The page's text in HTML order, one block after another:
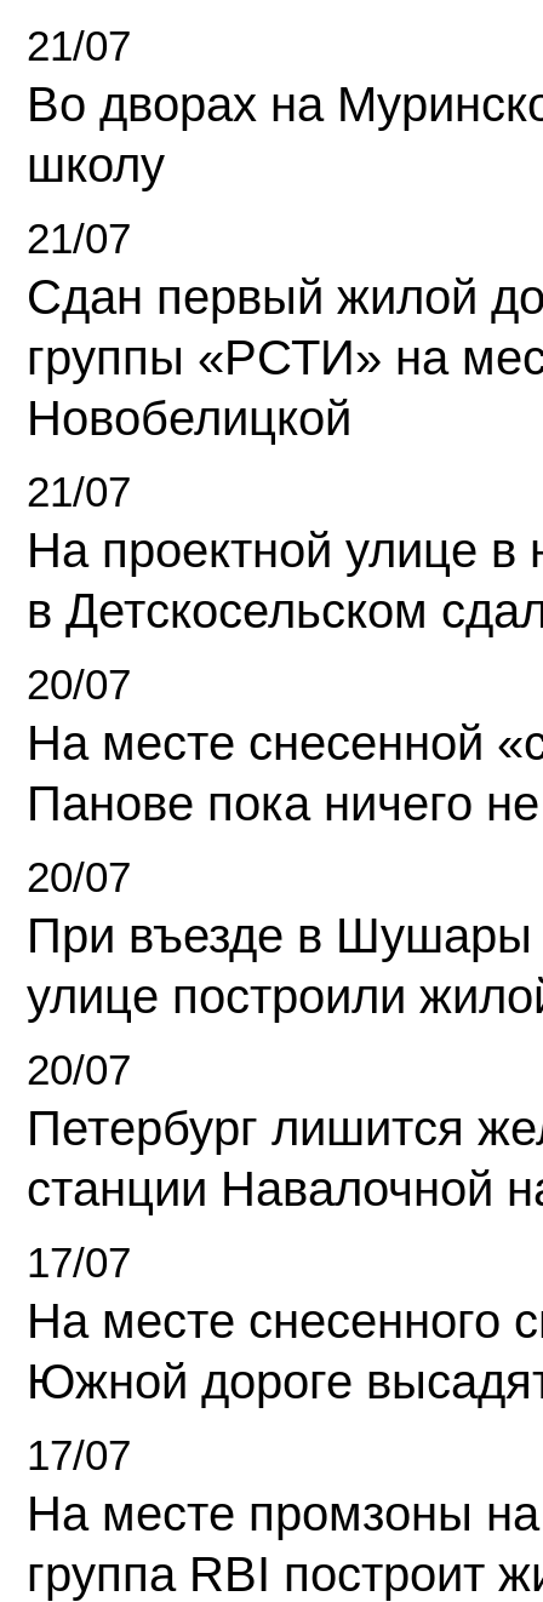
21/07
Во дворах на
школу
21/07
Сдан первый жилой
группы «РСТИ» на
Новобелицкой
21/07
На проектной улице
в Детскосельском
20/07
На месте снесенной
Панове пока ничего
20/07
При въезде в Шушары
улице построили
20/07
Петербург лишится
станции Навалочной
17/07
На месте снесенного
Южной дороге
17/07
На месте промзоны
группа RBI построит